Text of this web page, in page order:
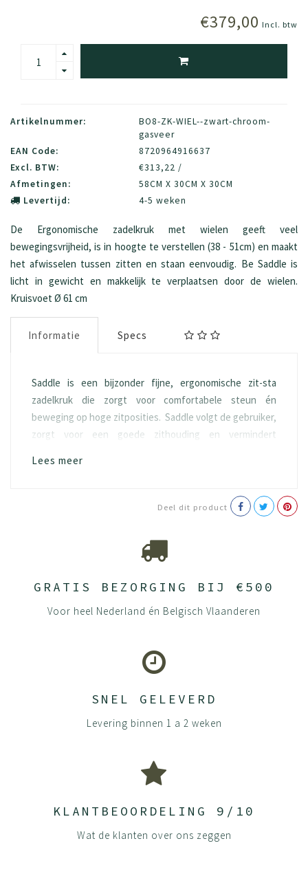
€379,00 Incl. btw
Artikelnummer:
BO8-ZK-WIEL--zwart-chroom-
gasveer
EAN Code:
8720964916637
Excl. BTW:
€313,22 /
Afmetingen:
58CM X 30CM X 30CM
Levertijd:
4-5 weken
De Ergonomische zadelkruk met wielen geeft veel
bewegingsvrijheid, is in hoogte te verstellen (38 - 51cm) en maakt
het afwisselen tussen zitten en staan eenvoudig. Be Saddle is
licht in gewicht en makkelijk te verplaatsen door de wielen.
Kruisvoet Ø 61 cm
Informatie Specs
Saddle is een bijzonder fijne, ergonomische zit-sta
zadelkruk die zorgt voor comfortabele steun én
beweging op hoge zitposities. Saddle volgt de gebruiker,
zorgt voor een goede zithouding en vermindert
zitbereik 38-51 cm
wielen voor zachte ondergrond
zithoek- en hoogte instelling
Heel makkelijk te doen. De voet en gasveer in elkaar
en het staat. Geen gereedschap nodig.
Lees meer
Deel dit product
GRATIS BEZORGING BIJ €500
Voor heel Nederland én Belgisch Vlaanderen
SNEL GELEVERD
Levering binnen 1 a 2 weken
KLANTBEOORDELING 9/10
Wat de klanten over ons zeggen